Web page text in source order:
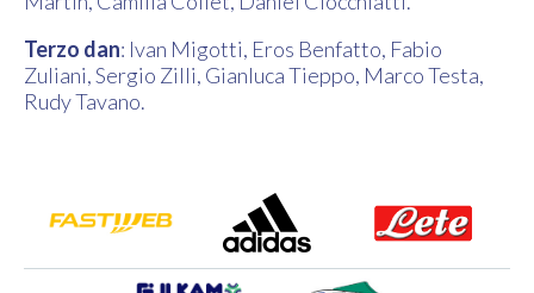
Terzo dan: Ivan Migotti, Eros Benfatto, Fabio
Zuliani, Sergio Zilli, Gianluca Tieppo, Marco Testa,
Rudy Tavano.